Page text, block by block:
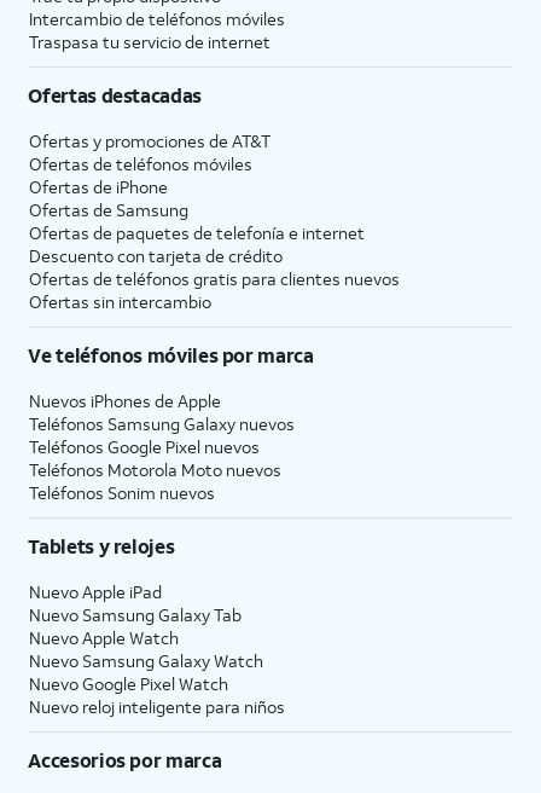
Intercambio de teléfonos móviles
Traspasa tu servicio de internet
Ofertas destacadas
Ofertas y promociones de AT&T
Ofertas de teléfonos móviles
Ofertas de iPhone
Ofertas de Samsung
Ofertas de paquetes de telefonía e internet
Descuento con tarjeta de crédito
Ofertas de teléfonos gratis para clientes nuevos
Ofertas sin intercambio
Ve teléfonos móviles por marca
Nuevos iPhones de Apple
Teléfonos Samsung Galaxy nuevos
Teléfonos Google Pixel nuevos
Teléfonos Motorola Moto nuevos
Teléfonos Sonim nuevos
Tablets y relojes
Nuevo Apple iPad
Nuevo Samsung Galaxy Tab
Nuevo Apple Watch
Nuevo Samsung Galaxy Watch
Nuevo Google Pixel Watch
Nuevo reloj inteligente para niños
Accesorios por marca